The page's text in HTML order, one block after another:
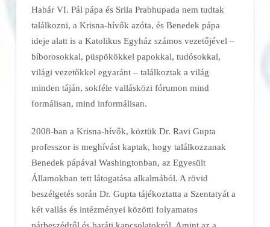
Habár VI. Pál pápa és Srila Prabhupada nem tudtak
találkozni, a Krisna-hívők azóta, és Benedek pápa
ideje alatt is a Katolikus Egyház számos vezetőjével –
bíborosokkal, püspökökkel papokkal, tudósokkal,
világi vezetőkkel egyaránt – találkoztak a világ
minden táján, sokféle vallásközi fórumon mind
formálisan, mind informálisan.
2008-ban a Krisna-hívők, köztük Dr. Ravi Gupta
professzor is meghívást kaptak, hogy találkozzanak
Benedek pápával Washingtonban, az Egyesült
Államokban tett látogatása alkalmából. A rövid
beszélgetés során Dr. Gupta tájékoztatta a Szentatyát a
két vallás és intézményei közötti folyamatos